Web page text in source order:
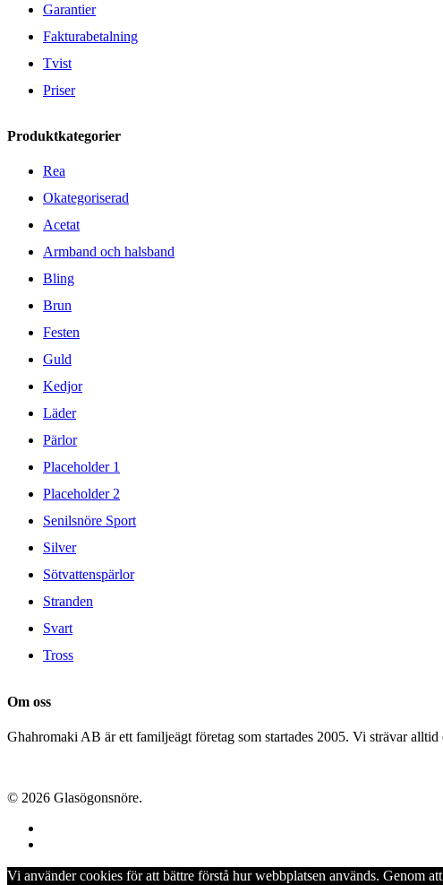
Garantier
Fakturabetalning
Tvist
Priser
Produktkategorier
Rea
Okategoriserad
Acetat
Armband och halsband
Bling
Brun
Festen
Guld
Kedjor
Läder
Pärlor
Placeholder 1
Placeholder 2
Senilsnöre Sport
Silver
Sötvattenspärlor
Stranden
Svart
Tross
Om oss
Ghahromaki AB är ett familjeägt företag som startades 2005. Vi strävar
© 2026 Glasögonsnöre.
Vi använder cookies för att bättre förstå hur webbplatsen används. Genom